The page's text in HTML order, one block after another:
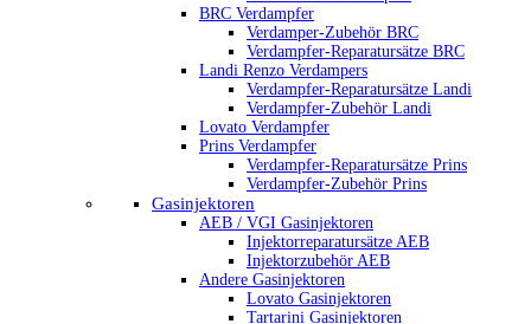
BRC Verdampfer
Verdamper-Zubehör BRC
Verdampfer-Reparatursätze BRC
Landi Renzo Verdampers
Verdampfer-Reparatursätze Landi
Verdampfer-Zubehör Landi
Lovato Verdampfer
Prins Verdampfer
Verdampfer-Reparatursätze Prins
Verdampfer-Zubehör Prins
Gasinjektoren
AEB / VGI Gasinjektoren
Injektorreparatursätze AEB
Injektorzubehör AEB
Andere Gasinjektoren
Lovato Gasinjektoren
Tartarini Gasinjektoren